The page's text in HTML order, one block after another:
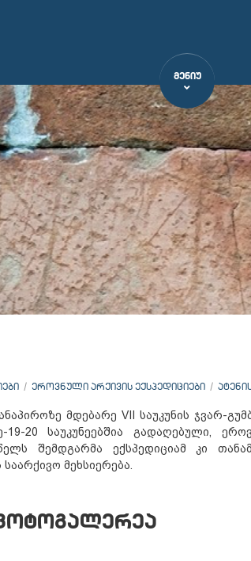
ᲛᲔᲜᲘᲣ
ᲔᲠᲝᲕᲜᲣᲚᲘ ᲐᲠᲥᲘᲕᲘᲡ ᲔᲥᲡᲞᲔᲓᲘᲪᲘᲔᲑᲘ
მდებარე VII საუკუნის ჯვარ-
20 საუკუნეებშია გადაღებული,
შემდგარმა ექსპედიციამ კი
მეხსიერება.